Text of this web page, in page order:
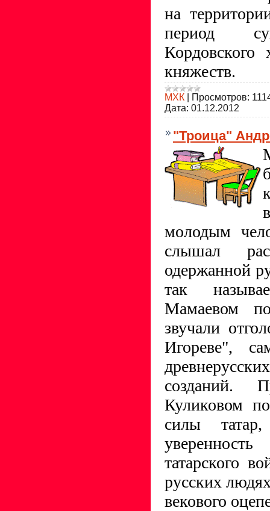
на
период
Кордовского
княжеств.
МХК Просмотров:
Дата: 01.12.2012
"Троица"
молодым
слышал
одержанной
так
Мамаевом
звучали
Игореве",
созданий.
Куликовом
силы
татарского
русских
векового